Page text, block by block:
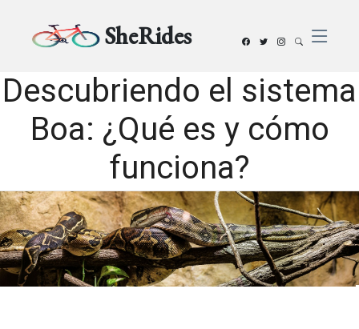
SheRides
Descubriendo el sistema
Boa: ¿Qué es y cómo
funciona?